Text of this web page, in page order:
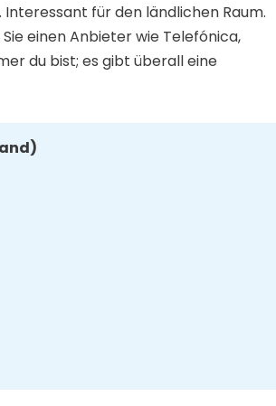
für den ländlichen Raum.
einen Anbieter wie Telefónica,
du bist; es gibt überall eine